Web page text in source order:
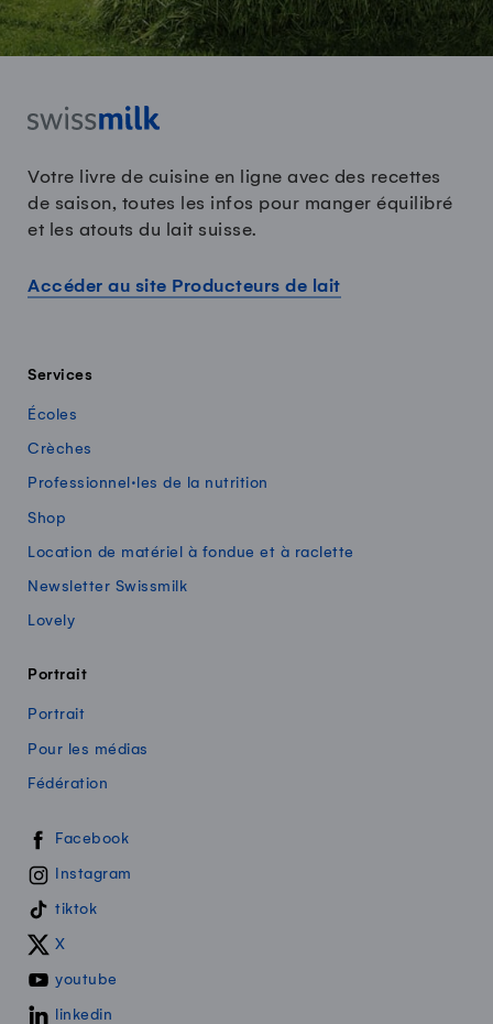
Votre livre de cuisine en ligne avec des recettes
de saison, toutes les infos pour manger équilibré
et les atouts du lait suisse.
Accéder au site Producteurs de lait
Services
Écoles
Crèches
Professionnel·les de la nutrition
Shop
Location de matériel à fondue et à raclette
Newsletter Swissmilk
Lovely
Portrait
Portrait
Pour les médias
Fédération
Swissmilk sur les réseaux sociaux
Facebook
Instagram
tiktok
X
youtube
linkedin